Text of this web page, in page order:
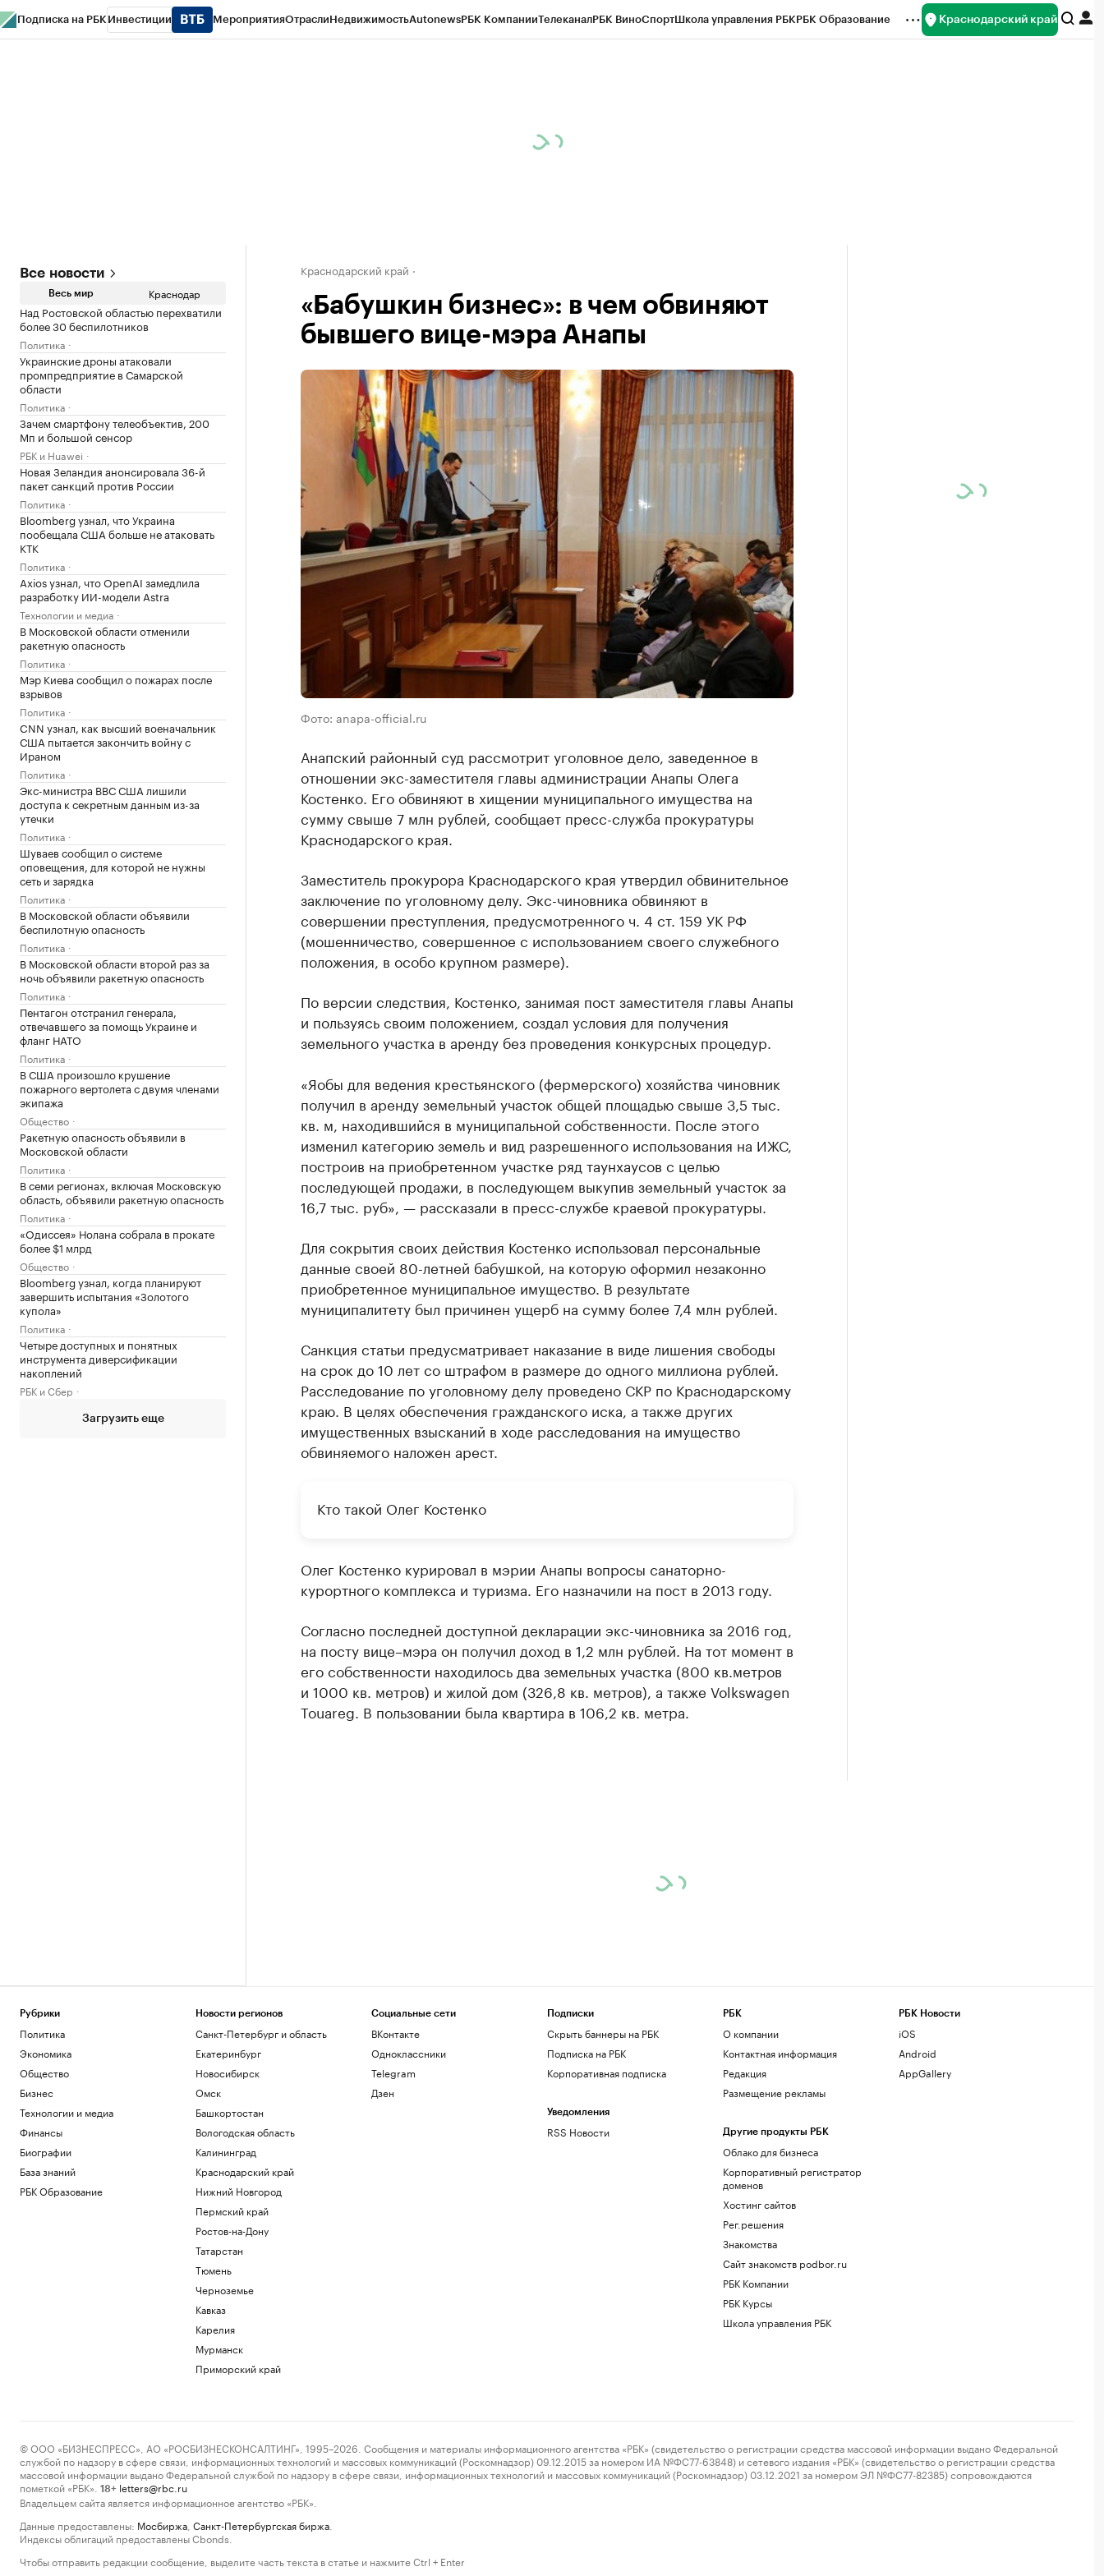
Подписка на РБК Инвестиции МероприятияОтраслиНедвижимостьAutonewsРБК КомпанииТелеканалРБК ВиноСпортШкола управления РБКРБК Образование Краснодарский край
Все новости
Весь мир Краснодар
Над Ростовской областью перехватили
более 30 беспилотников
Политика
Украинские дроны атаковали
промпредприятие в Самарской
области
Политика
Зачем смартфону телеобъектив, 200
Мп и большой сенсор
РБК и Huawei
Новая Зеландия анонсировала 36-й
пакет санкций против России
Политика
Bloomberg узнал, что Украина
пообещала США больше не атаковать
КТК
Политика
Axios узнал, что OpenAI замедлила
разработку ИИ-модели Astra
Технологии и медиа
В Московской области отменили
ракетную опасность
Политика
Мэр Киева сообщил о пожарах после
взрывов
Политика
CNN узнал, как высший военачальник
США пытается закончить войну с
Ираном
Политика
Экс-министра ВВС США лишили
доступа к секретным данным из-за
утечки
Политика
Шуваев сообщил о системе
оповещения, для которой не нужны
сеть и зарядка
Политика
В Московской области объявили
беспилотную опасность
Политика
В Московской области второй раз за
ночь объявили ракетную опасность
Политика
Пентагон отстранил генерала,
отвечавшего за помощь Украине и
фланг НАТО
Политика
В США произошло крушение
пожарного вертолета с двумя членами
экипажа
Общество
Ракетную опасность объявили в
Московской области
Политика
В семи регионах, включая Московскую
область, объявили ракетную опасность
Политика
«Одиссея» Нолана собрала в прокате
более $1 млрд
Общество
Bloomberg узнал, когда планируют
завершить испытания «Золотого
купола»
Политика
Четыре доступных и понятных
инструмента диверсификации
накоплений
РБК и Сбер
Загрузить еще
Краснодарский край
«Бабушкин бизнес»: в чем обвиняют
бывшего вице-мэра Анапы
Фото: anapa-official.ru
Анапский районный суд рассмотрит уголовное дело, заведенное в
отношении экс-заместителя главы администрации Анапы Олега
Костенко. Его обвиняют в хищении муниципального имущества на
сумму свыше 7 млн рублей, сообщает пресс-служба прокуратуры
Краснодарского края.
Заместитель прокурора Краснодарского края утвердил обвинительное
заключение по уголовному делу. Экс-чиновника обвиняют в
совершении преступления, предусмотренного ч. 4 ст. 159 УК РФ
(мошенничество, совершенное с использованием своего служебного
положения, в особо крупном размере).
По версии следствия, Костенко, занимая пост заместителя главы Анапы
и пользуясь своим положением, создал условия для получения
земельного участка в аренду без проведения конкурсных процедур.
«Яобы для ведения крестьянского (фермерского) хозяйства чиновник
получил в аренду земельный участок общей площадью свыше 3,5 тыс.
кв. м, находившийся в муниципальной собственности. После этого
изменил категорию земель и вид разрешенного использования на ИЖС,
построив на приобретенном участке ряд таунхаусов с целью
последующей продажи, в последующем выкупив земельный участок за
16,7 тыс. руб», — рассказали в пресс-службе краевой прокуратуры.
Для сокрытия своих действия Костенко использовал персональные
данные своей 80-летней бабушкой, на которую оформил незаконно
приобретенное муниципальное имущество. В результате
муниципалитету был причинен ущерб на сумму более 7,4 млн рублей.
Санкция статьи предусматривает наказание в виде лишения свободы
на срок до 10 лет со штрафом в размере до одного миллиона рублей.
Расследование по уголовному делу проведено СКР по Краснодарскому
краю. В целях обеспечения гражданского иска, а также других
имущественных взысканий в ходе расследования на имущество
обвиняемого наложен арест.
Кто такой Олег Костенко
Олег Костенко курировал в мэрии Анапы вопросы санаторно-
курортного комплекса и туризма. Его назначили на пост в 2013 году.
Согласно последней доступной декларации экс-чиновника за 2016 год,
на посту вице–мэра он получил доход в 1,2 млн рублей. На тот момент в
его собственности находилось два земельных участка (800 кв.метров
и 1000 кв. метров) и жилой дом (326,8 кв. метров), а также Volkswagen
Touareg. В пользовании была квартира в 106,2 кв. метра.
Рубрики
Политика
Экономика
Общество
Бизнес
Технологии и медиа
Финансы
Биографии
База знаний
РБК Образование
Новости регионов
Санкт-Петербург и область
Екатеринбург
Новосибирск
Омск
Башкортостан
Вологодская область
Калининград
Краснодарский край
Нижний Новгород
Пермский край
Ростов-на-Дону
Татарстан
Тюмень
Черноземье
Кавказ
Карелия
Мурманск
Приморский край
Социальные сети
ВКонтакте
Одноклассники
Telegram
Дзен
Подписки
Скрыть баннеры на РБК
Подписка на РБК
Корпоративная подписка
Уведомления
RSS Новости
РБК
О компании
Контактная информация
Редакция
Размещение рекламы
Другие продукты РБК
Облако для бизнеса
Корпоративный регистратор
доменов
Хостинг сайтов
Рег.решения
Знакомства
Сайт знакомств podbor.ru
РБК Компании
РБК Курсы
Школа управления РБК
РБК Новости
iOS
Android
AppGallery
© ООО «БИЗНЕСПРЕСС», АО «РОСБИЗНЕСКОНСАЛТИНГ», 1995–2026. Сообщения и материалы информационного агентства «РБК» (свидетельство о регистрации средства массовой информации выдано Федеральной
службой по надзору в сфере связи, информационных технологий и массовых коммуникаций (Роскомнадзор) 09.12.2015 за номером ИА №ФС77-63848) и сетевого издания «РБК» (свидетельство о регистрации средства
массовой информации выдано Федеральной службой по надзору в сфере связи, информационных технологий и массовых коммуникаций (Роскомнадзор) 03.12.2021 за номером ЭЛ №ФС77-82385) сопровождаются
пометкой «РБК».
18+ letters@rbc.ru
Владельцем сайта является информационное агентство «РБК».
Данные предоставлены: Мосбиржа Санкт-Петербургская биржа
Индексы облигаций предоставлены Cbonds.
Чтобы отправить редакции сообщение, выделите часть текста в статье и нажмите Ctrl + Enter